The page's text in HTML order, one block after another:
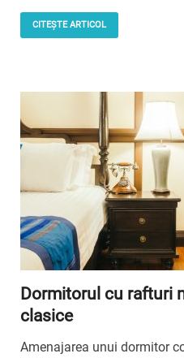
CITEȘTE ARTICOL
Dormitorul cu rafturi
clasice
Amenajarea unui dormitor